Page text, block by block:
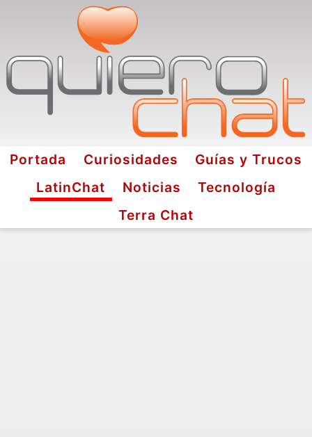
Portada Curiosidades
Guías y Trucos
LatinChat
Noticias
Tecnología
Terra Chat